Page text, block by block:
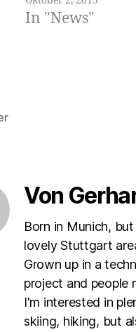
In "News"
Von
Born in Munich,
lovely Stuttgart
Grown up in a
project and people
I'm interested in
skiing, hiking, but